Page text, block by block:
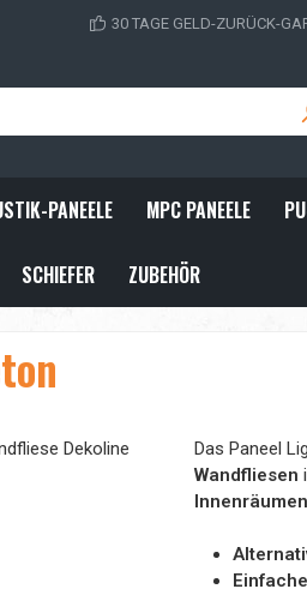
30 TAGE GELD-ZURÜCK-
PANEELE MPC PANEELE
SCHIEFER ZUBEHÖR
Das Paneel
Wandfliesen